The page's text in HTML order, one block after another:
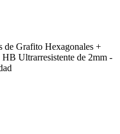
de Grafito Hexagonales +
Ultrarresistente de 2mm -